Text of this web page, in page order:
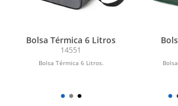
Bolsa Térmica 6 Litros
14551
Bolsa Térmica 6 Litros.